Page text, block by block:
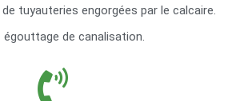
tuyauteries engorgées par le calcaire.
de canalisation.